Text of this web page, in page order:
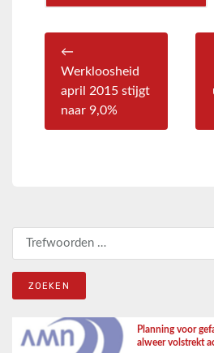
←
Werkloosheid
april 2015 stijgt
naar 9,0%
Zoeken naar:
Planning voor
alweer volstrekt